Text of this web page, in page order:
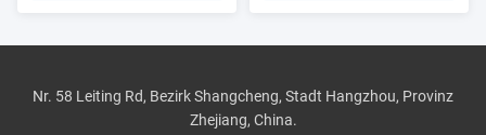
Nr. 58 Leiting Rd, Bezirk Shangcheng, Stadt Hangzhou, Provinz
Zhejiang, China.